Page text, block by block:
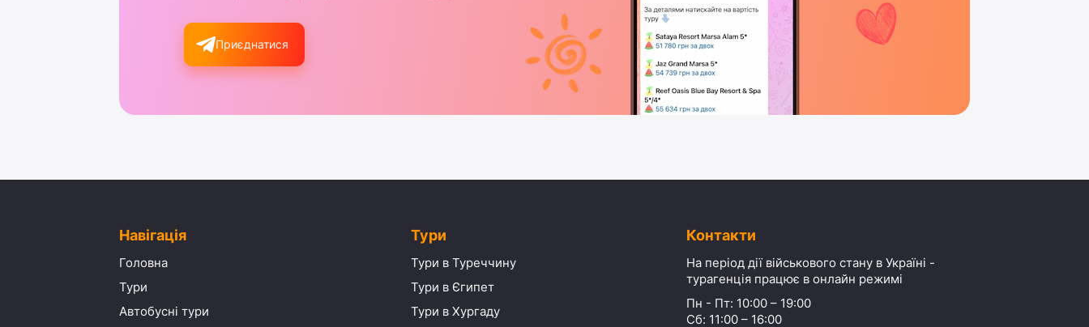
Приєднатися
Навігація
Головна
Тури
Автобусні тури
Тури
Тури в Туреччину
Тури в Єгипет
Тури в Хургаду
Контакти
На період дії військового стану в Україні -
турагенція працює в онлайн режимі
Пн - Пт: 10:00 – 19:00
Сб: 11:00 – 16:00